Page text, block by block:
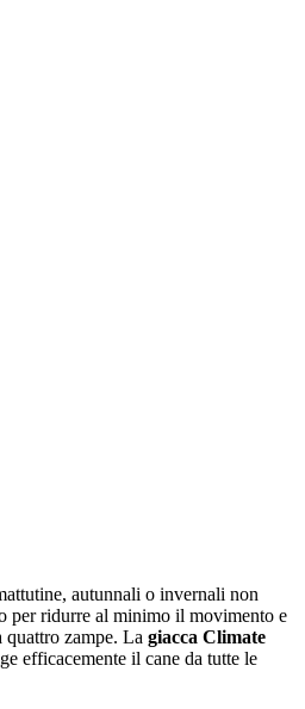
autunnali o invernali non
per ridurre al minimo il movimento e
zampe. La giacca Climate
efficacemente il cane da tutte le